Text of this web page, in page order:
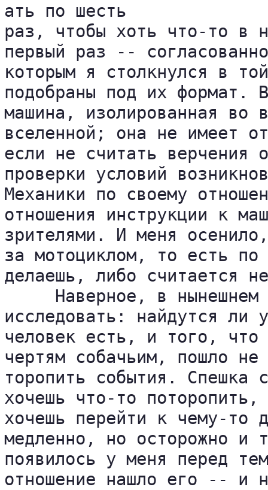
ать по шесть
раз, чтобы хоть что-то в
первый раз --
которым я столкнулся в
подобраны под их формат.
машина, изолированная во
вселенной; она не имеет
если не считать верчения
проверки условий
Механики по своему
отношения инструкции к
зрителями. И меня
за мотоциклом, то есть
делаешь, либо считается
Наверное, в
исследовать: найдутся ли
человек есть, и того,
чертям собачьим, пошло
торопить события.
хочешь что-то
хочешь перейти к чему-то
медленно, но осторожно и
появилось у меня перед
отношение нашло его -- и